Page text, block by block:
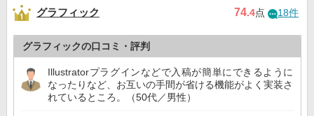
グラフィック 74.4点 18件
グラフィックの口コミ・評判
Illustratorプラグインなどで入稿が簡単にできるように
なったりなど、お互いの手間が省ける機能がよく実装さ
れているところ。（50代／男性）